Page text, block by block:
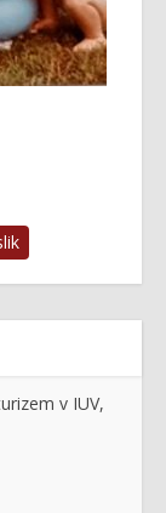
v IUV,